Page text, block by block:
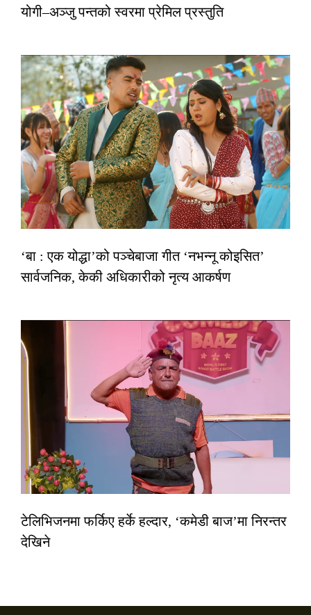
योगी–अञ्जु पन्तको स्वरमा प्रेमिल प्रस्तुति
‘बा : एक योद्धा’को पञ्चेबाजा गीत ‘नभन्नू कोइसित’
सार्वजनिक, केकी अधिकारीको नृत्य आकर्षण
टेलिभिजनमा फर्किए हर्के हल्दार, ‘कमेडी बाज’मा निरन्तर
देखिने